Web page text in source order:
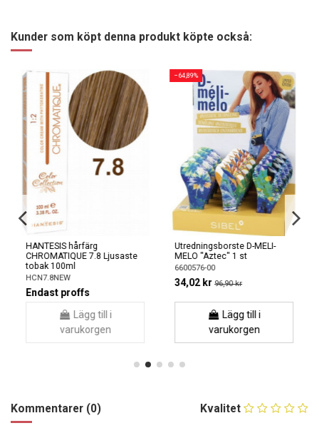
Kunder som köpt denna produkt köpte också:
HANTESIS hårfärg
CHROMATIQUE 7.8 Ljusaste
tobak 100ml
HCN7.8NEW
Endast proffs
Lägg till i
varukorgen
−64,89%
Utredningsborste D-MELI-
MELO "Aztec" 1 st
6600576-00
34,02 kr 96,90 kr
Lägg till i
varukorgen
Kvalitet
Kommentarer (0)